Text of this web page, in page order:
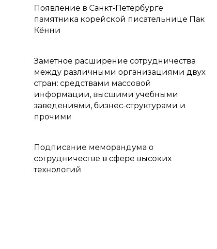
Появление в Санкт-Петербурге
памятника корейской писательнице Пак
Кённи
Заметное расширение сотрудничества
между различными организациями двух
стран: средствами массовой
информации, высшими учебными
заведениями, бизнес-структурами и
прочими
Подписание меморандума о
сотрудничестве в сфере высоких
технологий